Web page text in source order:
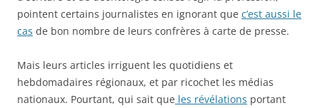
pointent certains journalistes en ignorant que c’est aussi le
cas de bon nombre de leurs confrères à carte de presse.
Mais leurs articles irriguent les quotidiens et
hebdomadaires régionaux, et par ricochet les médias
nationaux. Pourtant, qui sait que les révélations portant